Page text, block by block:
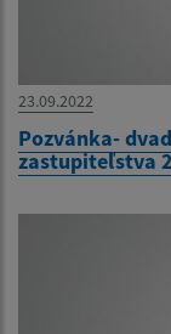
23.09.2022
Pozvánka-
zastupiteľstva